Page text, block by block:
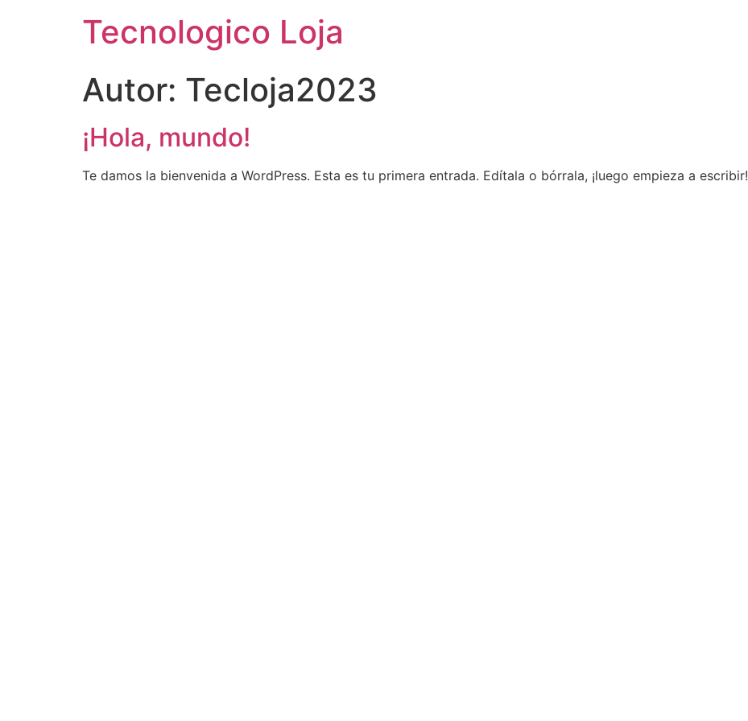
Tecnologico Loja
Autor: Tecloja2023
¡Hola, mundo!
Te damos la bienvenida a WordPress. Esta es tu primera entrada. Edítala o bórrala, ¡luego empieza a escribir!